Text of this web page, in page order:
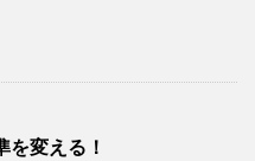
を変える！